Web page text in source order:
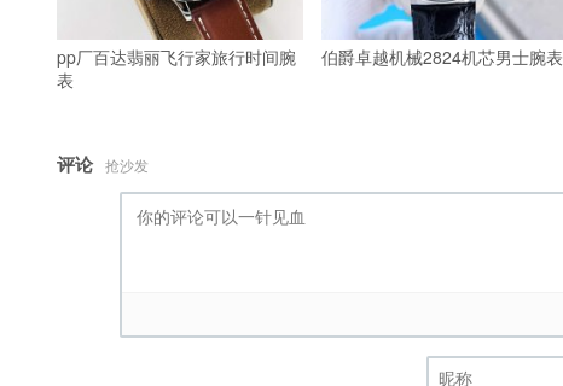
pp厂百达翡丽飞行家旅行时间腕
表
伯爵卓越机械2824机芯男士腕表
评论 抢沙发